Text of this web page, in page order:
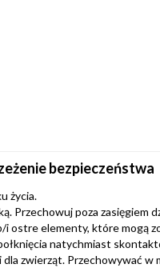
bezpieczeństwa
życia.
Przechowuj poza zasięgiem
i ostre elementy, które mogą
natychmiast
zwierząt. Przechowywać w